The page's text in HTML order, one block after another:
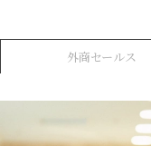
外商セールス